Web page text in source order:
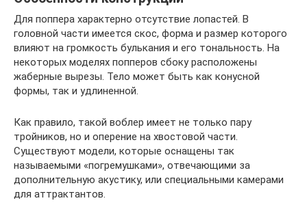
Для поппера характерно отсутствие лопастей. В
головной части имеется скос, форма и размер которого
влияют на громкость булькания и его тональность. На
некоторых моделях попперов сбоку расположены
жаберные вырезы. Тело может быть как конусной
формы, так и удлиненной.
Как правило, такой воблер имеет не только пару
тройников, но и оперение на хвостовой части.
Существуют модели, которые оснащены так
называемыми «погремушками», отвечающими за
дополнительную акустику, или специальными камерами
для аттрактантов.